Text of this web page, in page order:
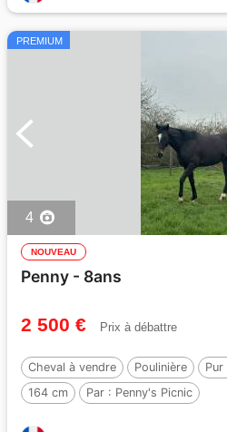
PREMIUM
4
NOUVEAU
Penny - 8ans
2 500 € Prix à débattre
Cheval à vendre Poulinière Pur
164 cm
Par : Penny's Picnic